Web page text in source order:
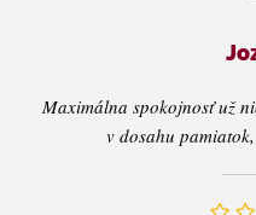
Maximálna spokojnosť už
v dosahu